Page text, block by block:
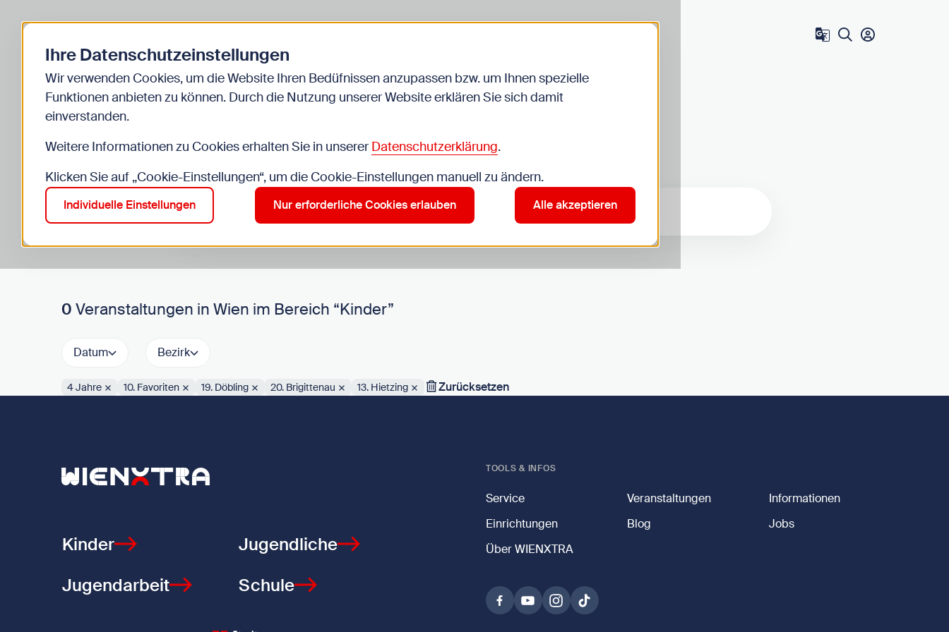
Zum Benutzer
Start Kinder Veranstaltungen
Veranstaltungen
Suche im Bereich “Kinder”
Suchen
0 Veranstaltungen in Wien im Bereich “Kinder”
Datum Bezirk
Aktive Filter:
4 Jahre 10. Favoriten 19. Döbling 20. Brigittenau 13. Hietzing Zurücksetzen
Zurück zur Startseite
Kinder
Jugendliche
Jugendarbeit
Schule
TOOLS & INFOS
Service Veranstaltungen
Informationen
Einrichtungen
Blog
Jobs
Über WIENXTRA
Ihre Datenschutzeinstellungen
Wir verwenden Cookies, um die Website Ihren Bedüfnissen anzupassen bzw. um Ihnen spezielle
Funktionen anbieten zu können. Durch die Nutzung unserer Website erklären Sie sich damit
einverstanden.
Weitere Informationen zu Cookies erhalten Sie in unsererDatenschutzerklärung.
Klicken Sie auf „Cookie-Einstellungen“, um die Cookie-Einstellungen manuell zu ändern.
Individuelle Einstellungen Nur erforderliche Cookies erlauben Alle akzeptieren